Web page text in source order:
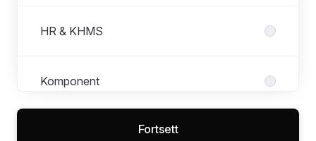
HR & KHMS
Komponent
OverflatebehandlingFortsett